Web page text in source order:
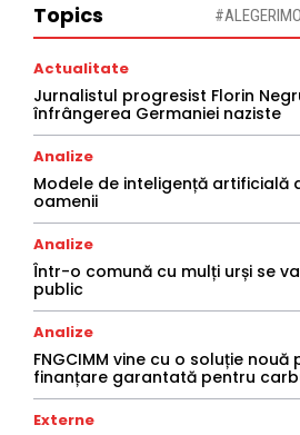
Topics
Actualitate
Jurnalistul progresist Florin
înfrângerea Germaniei naziste
Analize
Modele de inteligență artificială
oamenii
Analize
Într-o comună cu mulți urși se
public
Analize
FNGCIMM vine cu o soluție
finanțare garantată pentru
Externe